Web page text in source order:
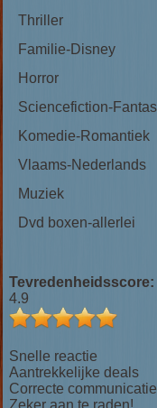
Thriller
Familie-Disney
Horror
Sciencefiction-
Komedie-Romantiek
Vlaams-Nederlands
Muziek
Dvd boxen-allerlei
Tevredenheidsscore:
4.9
Snelle reactie
Aantrekkelijke deals
Correcte communicatie
Zeker aan te raden!